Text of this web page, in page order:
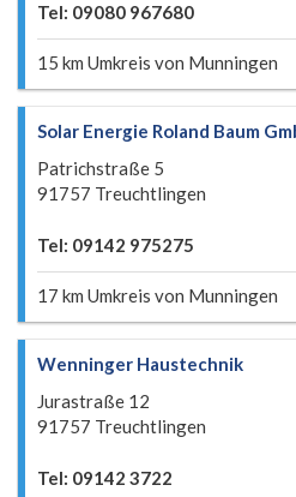
Tel: 09080 967680
15 km Umkreis von Munningen
Solar Energie Roland Baum
Patrichstraße 5
91757 Treuchtlingen
Tel: 09142 975275
17 km Umkreis von Munningen
Wenninger Haustechnik
Jurastraße 12
91757 Treuchtlingen
Tel: 09142 3722